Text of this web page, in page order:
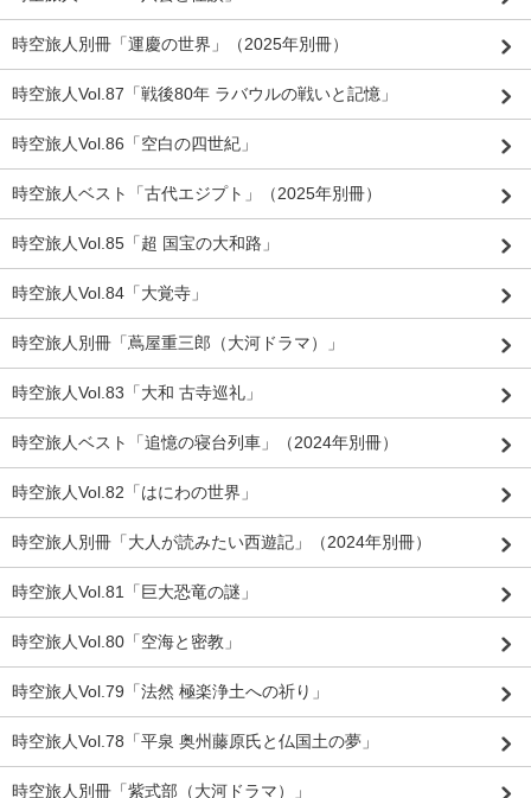
時空旅人別冊「運慶の世界」（2025年別冊）
時空旅人Vol.87「戦後80年 ラバウルの戦いと記憶」
時空旅人Vol.86「空白の四世紀」
時空旅人ベスト「古代エジプト」（2025年別冊）
時空旅人Vol.85「超 国宝の大和路」
時空旅人Vol.84「大覚寺」
時空旅人別冊「蔦屋重三郎（大河ドラマ）」
時空旅人Vol.83「大和 古寺巡礼」
時空旅人ベスト「追憶の寝台列車」（2024年別冊）
時空旅人Vol.82「はにわの世界」
時空旅人別冊「大人が読みたい西遊記」（2024年別冊）
時空旅人Vol.81「巨大恐竜の謎」
時空旅人Vol.80「空海と密教」
時空旅人Vol.79「法然 極楽浄土への祈り」
時空旅人Vol.78「平泉 奥州藤原氏と仏国土の夢」
時空旅人別冊「紫式部（大河ドラマ）」